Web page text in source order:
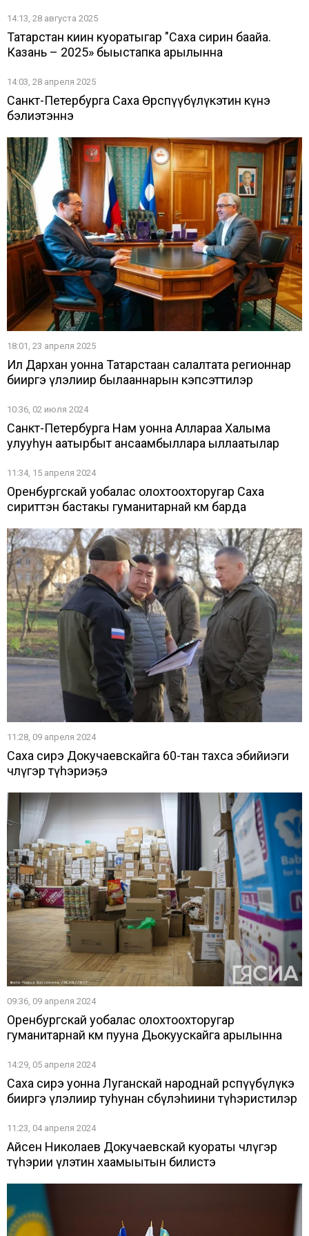
14:13, 28 августа 2025
Татарстан киин куоратыгар "Саха сирин баайа.
Казань – 2025» быыстапка арылынна
14:03, 28 апреля 2025
Санкт-Петербурга Саха Өрөспүүбүлүкэтин күнэ
бэлиэтэннэ
18:01, 23 апреля 2025
Ил Дархан уонна Татарстаан салалтата регионнар
бииргэ үлэлиир былааннарын кэпсэттилэр
10:36, 02 июля 2024
Санкт-Петербурга Нам уонна Аллараа Халыма
улууһун аатырбыт ансаамбыллара ыллаатылар
11:34, 15 апреля 2024
Оренбургскай уобалас олохтоохторугар Саха
сириттэн бастакы гуманитарнай көмө барда
11:28, 09 апреля 2024
Саха сирэ Докучаевскайга 60-тан тахса эбийиэги
чөлүгэр түһэриэҕэ
09:36, 09 апреля 2024
Оренбургскай уобалас олохтоохторугар
гуманитарнай көмө пууна Дьокуускайга арылынна
14:29, 05 апреля 2024
Саха сирэ уонна Луганскай народнай өрөспүүбүлүкэ
бииргэ үлэлиир туһунан сөбүлэһиини түһэристилэр
11:23, 04 апреля 2024
Айсен Николаев Докучаевскай куораты чөлүгэр
түһэрии үлэтин хаамыытын билистэ